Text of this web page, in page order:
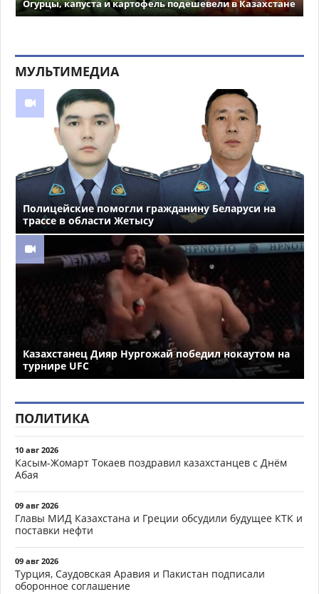
Огурцы, капуста и картофель подешевели в Казахстане
МУЛЬТИМЕДИА
Полицейские помогли гражданину Беларуси на
трассе в области Жетысу
Казахстанец Дияр Нургожай победил нокаутом на
турнире UFC
ПОЛИТИКА
10 авг 2026
Касым-Жомарт Токаев поздравил казахстанцев с Днём
Абая
09 авг 2026
Главы МИД Казахстана и Греции обсудили будущее КТК и
поставки нефти
09 авг 2026
Турция, Саудовская Аравия и Пакистан подписали
оборонное соглашение